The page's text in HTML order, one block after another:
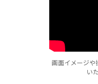
画面イメージ
い